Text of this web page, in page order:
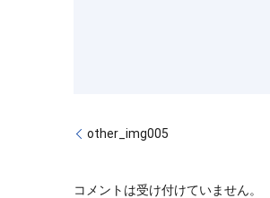
other_img005
コメントは受け付けていません。